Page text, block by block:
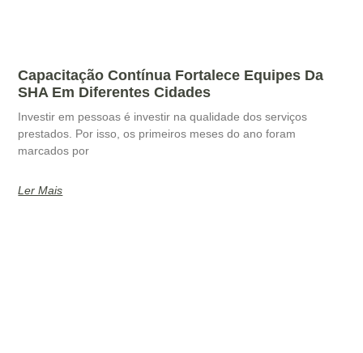
Capacitação Contínua Fortalece Equipes Da
SHA Em Diferentes Cidades
Investir em pessoas é investir na qualidade dos serviços
prestados. Por isso, os primeiros meses do ano foram
marcados por
Ler Mais